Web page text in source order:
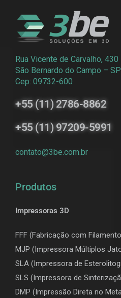
Rua Vicente de Carvalho, 430
São Bernardo do Campo – SP
Cep: 09732-600
+55 (11) 2786-8862
+55 (11) 97209-5991
contato@3be.com.br
Produtos
Impressoras 3D
FFF (Fabricação com
MJP (Impressora Múltiplos
SLA (Impressora de
SLS (Impressora de
DMP (Impressão Direta no